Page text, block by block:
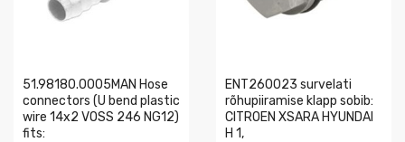
51.98180.0005MAN Hose
connectors (U bend plastic
wire 14x2 VOSS 246 NG12)
fits:
ENT260023 survelati
rõhupiiramise klapp sobib:
CITROEN XSARA HYUNDAI
H 1,